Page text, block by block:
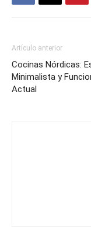
Artículo anterior
Cocinas Nórdicas:
Minimalista y
Actual